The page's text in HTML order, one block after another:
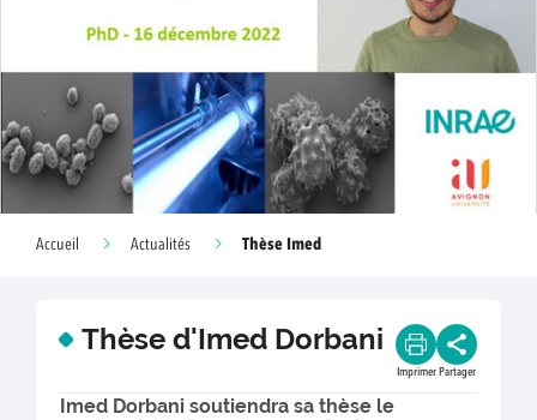
Accueil Actualités Thèse Imed
Thèse d'Imed Dorbani
Imprimer Partager
Imed Dorbani soutiendra sa thèse le